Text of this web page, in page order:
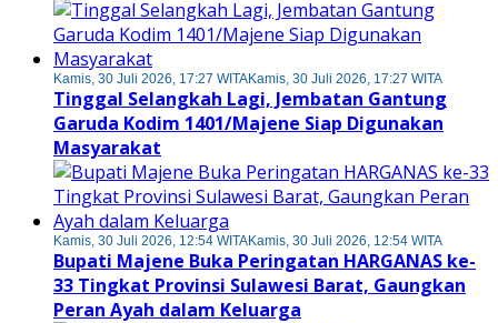
Kamis, 30 Juli 2026, 17:27 WITAKamis, 30 Juli 2026, 17:27 WITA
Tinggal Selangkah Lagi, Jembatan Gantung
Garuda Kodim 1401/Majene Siap Digunakan
Masyarakat
Kamis, 30 Juli 2026, 12:54 WITAKamis, 30 Juli 2026, 12:54 WITA
Bupati Majene Buka Peringatan HARGANAS ke-
33 Tingkat Provinsi Sulawesi Barat, Gaungkan
Peran Ayah dalam Keluarga